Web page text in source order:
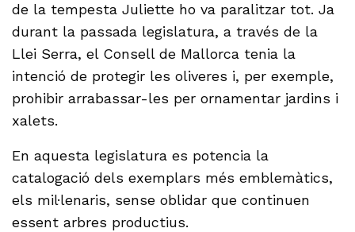
de la tempesta Juliette ho va paralitzar tot. Ja
durant la passada legislatura, a través de la
Llei Serra, el Consell de Mallorca tenia la
intenció de protegir les oliveres i, per exemple,
prohibir arrabassar-les per ornamentar jardins i
xalets.
En aquesta legislatura es potencia la
catalogació dels exemplars més emblemàtics,
els mil·lenaris, sense oblidar que continuen
essent arbres productius.